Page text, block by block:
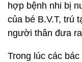
hợp bệnh nhi bị
của bé B.V.T, trú
người thân đưa
Trong lúc các